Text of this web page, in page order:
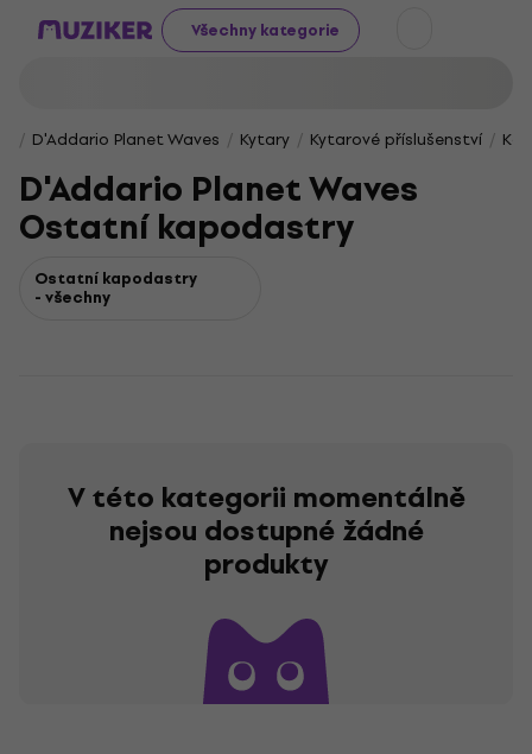
Všechny kategorie
D'Addario Planet Waves Kytary Kytarové příslušenství
D'Addario Planet Waves
Ostatní kapodastry
Ostatní kapodastry
- všechny
V této kategorii momentálně
nejsou dostupné žádné
produkty